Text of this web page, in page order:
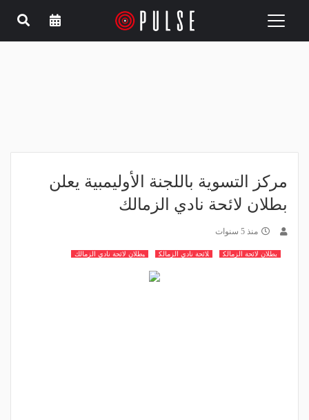
Toggle
مركز التسوية باللجنة الأوليمبية يعلن
بطلان لائحة نادي الزمالك
منذ 5 سنوات
بطلان لائحة الزمالك لائحة نادي الزمالك بطلان لائحة نادي الزمالك